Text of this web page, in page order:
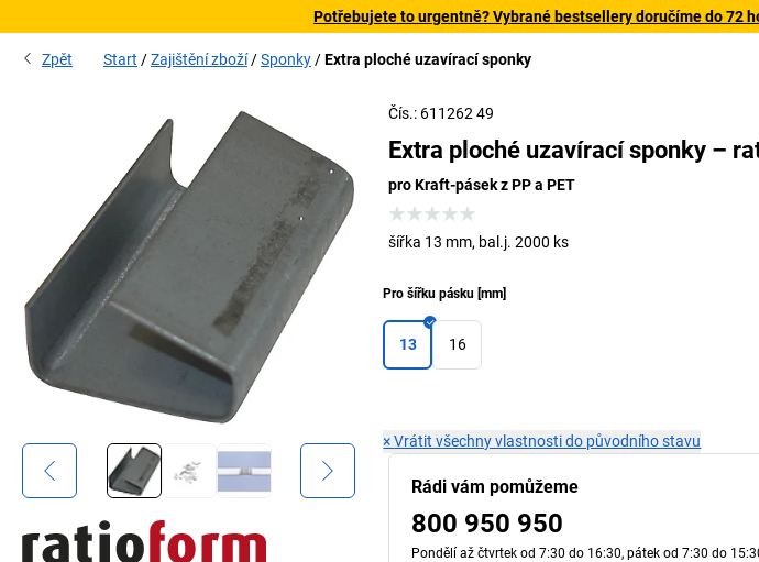
Potřebujete to urgentně? Vybrané bestsellery doručíme do 72
Zpět Start Zajištění zboží Sponky Extra ploché uzavírací sponky
Čís.: 611262 49
Extra ploché uzavírací sponky –
pro Kraft-pásek z PP a PET
šířka 13 mm, bal.j. 2000 ks
Pro šířku pásku [mm]
13 16
×Vrátit všechny vlastnosti do původního stavu
Rádi vám pomůžeme
800 950 950
Pondělí až čtvrtek od 7:30 do 16:30, pátek od 7:30 do